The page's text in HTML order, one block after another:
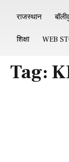
राजस्थान
शिक्षा WEB
Tag: